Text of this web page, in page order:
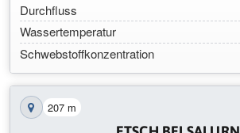
Durchfluss
Wassertemperatur
Schwebstoffkonzentration
Station auf der Karte anzeigen
207 m